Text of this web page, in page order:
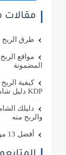
طرق الربح
مواقع
المضمونة
كيفية
KDP دليل شامل
دليلك
والربح منه
أفضل 13 مواقع بيع الصور لربح المال